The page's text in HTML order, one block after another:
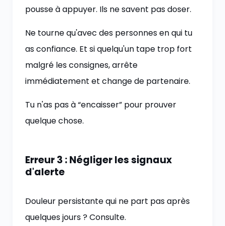
pousse à appuyer. Ils ne savent pas doser.
Ne tourne qu'avec des personnes en qui tu
as confiance. Et si quelqu'un tape trop fort
malgré les consignes, arrête
immédiatement et change de partenaire.
Tu n'as pas à “encaisser” pour prouver
quelque chose.
Erreur 3 : Négliger les signaux
d'alerte
Douleur persistante qui ne part pas après
quelques jours ? Consulte.